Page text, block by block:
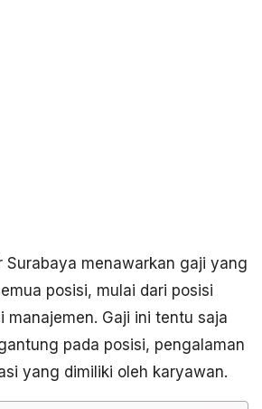
Surabaya menawarkan gaji yang
posisi, mulai dari posisi
manajemen. Gaji ini tentu saja
pada posisi, pengalaman
yang dimiliki oleh karyawan.